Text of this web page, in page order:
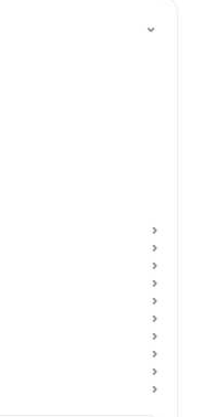
⌄
⌄
⌄
⌄
⌄
⌄
⌄
⌄
⌄
⌄
⌄